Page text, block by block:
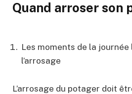
Quand arroser son
Les moments de la
l’arrosage
L’arrosage du potager doit